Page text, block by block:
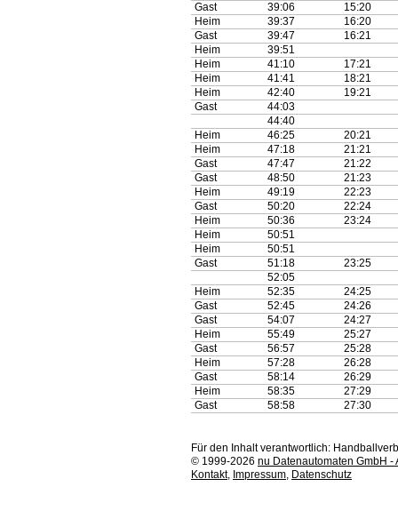
Gast
39:06
15:20
Heim
39:37
16:20
Gast
39:47
16:21
Heim
39:51
Heim
41:10
17:21
Heim
41:41
18:21
Heim
42:40
19:21
Gast
44:03
44:40
Heim
46:25
20:21
Heim
47:18
21:21
Gast
47:47
21:22
Gast
48:50
21:23
Heim
49:19
22:23
Gast
50:20
22:24
Heim
50:36
23:24
Heim
50:51
Heim
50:51
Gast
51:18
23:25
52:05
Heim
52:35
24:25
Gast
52:45
24:26
Gast
54:07
24:27
Heim
55:49
25:27
Gast
56:57
25:28
Heim
57:28
26:28
Gast
58:14
26:29
Heim
58:35
27:29
Gast
58:58 27:30
Für den Inhalt verantwortlich:
© 1999-2026 nu Datenautomaten GmbH
Kontakt, Impressum, Datenschutz